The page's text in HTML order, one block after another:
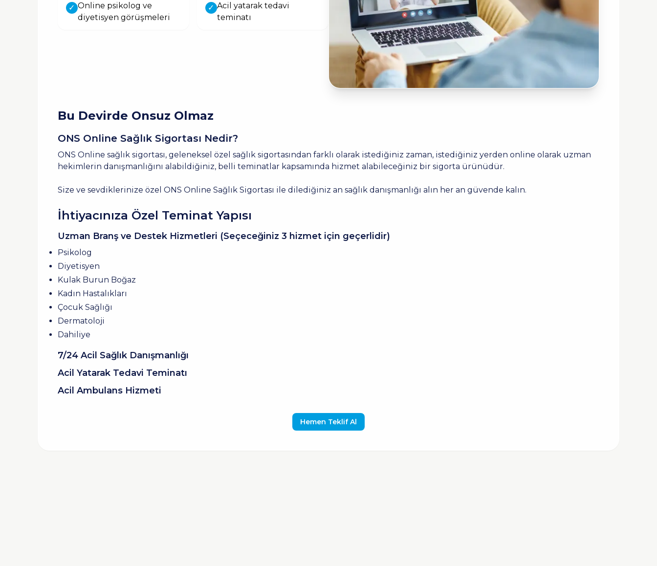
✓ Online psikolog ve
diyetisyen görüşmeleri
✓ Acil yatarak tedavi
teminatı
Bu Devirde Onsuz Olmaz
ONS Online Sağlık Sigortası Nedir?
ONS Online sağlık sigortası, geleneksel özel sağlık sigortasından farklı olarak istediğiniz zaman, istediğiniz yerden online olarak uzman
hekimlerin danışmanlığını alabildiğiniz, belli teminatlar kapsamında hizmet alabileceğiniz bir sigorta ürünüdür.
Size ve sevdiklerinize özel ONS Online Sağlık Sigortası ile dilediğiniz an sağlık danışmanlığı alın her an güvende kalın.
İhtiyacınıza Özel Teminat Yapısı
Uzman Branş ve Destek Hizmetleri (Seçeceğiniz 3 hizmet için geçerlidir)
Psikolog
Diyetisyen
Kulak Burun Boğaz
Kadın Hastalıkları
Çocuk Sağlığı
Dermatoloji
Dahiliye
7/24 Acil Sağlık Danışmanlığı
Acil Yatarak Tedavi Teminatı
Acil Ambulans Hizmeti
Hemen Teklif Al